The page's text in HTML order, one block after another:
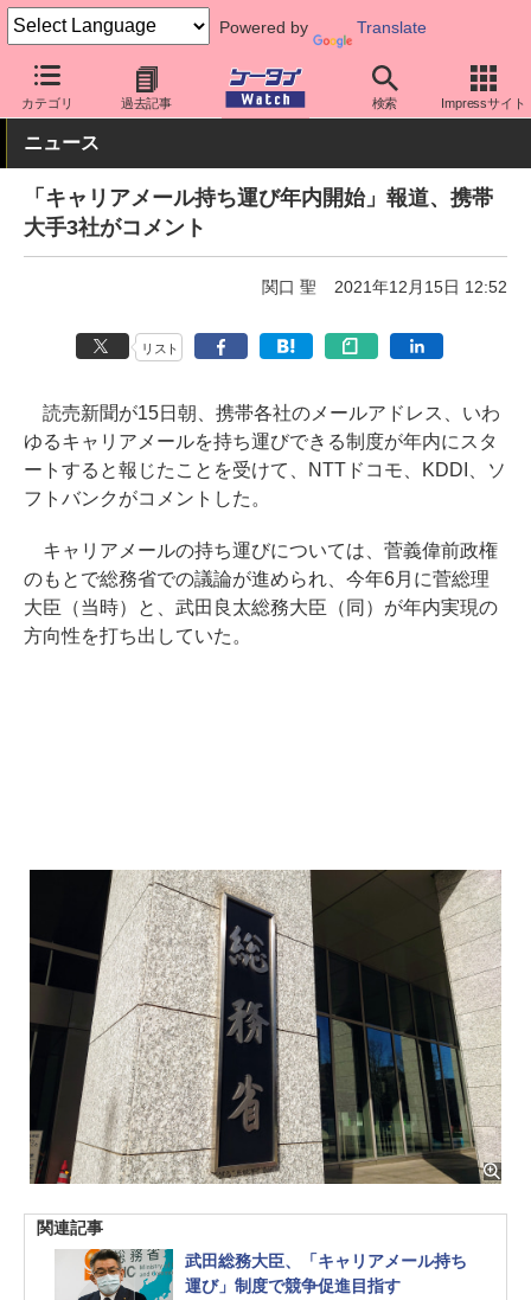
Powered by Translate
カテゴリ 過去記事 検索 Impressサイト
ケータイ Watch 業界動向 政策
ニュース
「キャリアメール持ち運び年内開始」報道、携帯
大手3社がコメント
関口 聖 2021年12月15日 12:52
リスト
読売新聞が15日朝、携帯各社のメールアドレス、いわ
ゆるキャリアメールを持ち運びできる制度が年内にスタ
ートすると報じたことを受けて、NTTドコモ、KDDI、ソ
フトバンクがコメントした。
キャリアメールの持ち運びについては、菅義偉前政権
のもとで総務省での議論が進められ、今年6月に菅総理
大臣（当時）と、武田良太総務大臣（同）が年内実現の
方向性を打ち出していた。
関連記事
武田総務大臣、「キャリアメール持ち
運び」制度で競争促進目指す